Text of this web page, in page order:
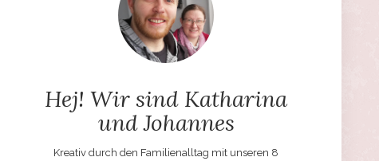
Hej! Wir sind Katharina
und Johannes
Kreativ durch den Familienalltag mit unseren 8